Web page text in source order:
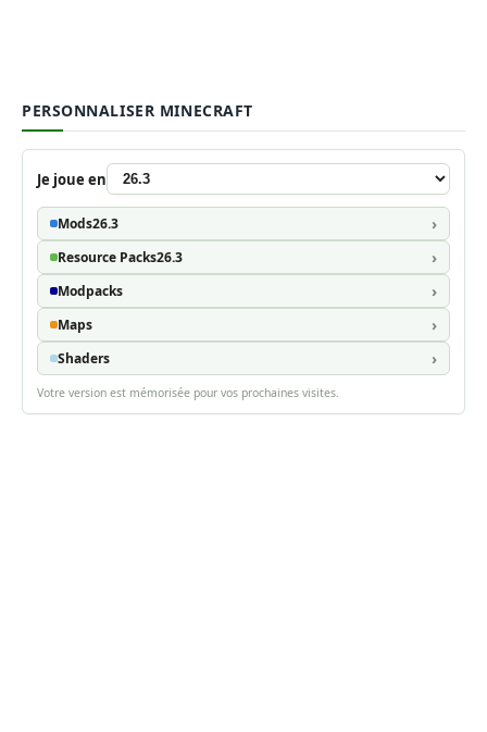
PERSONNALISER MINECRAFT
Je joue en
Mods26.3
Resource Packs26.3
Modpacks
Maps
Shaders
Votre version est mémorisée pour vos prochaines visites.